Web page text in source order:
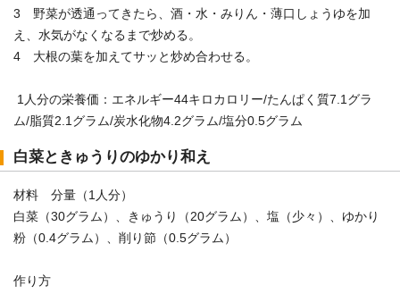
3 野菜が透通ってきたら、酒・水・みりん・薄口しょうゆを加
え、水気がなくなるまで炒める。
4 大根の葉を加えてサッと炒め合わせる。
1人分の栄養価：エネルギー44キロカロリー/たんぱく質7.1グラ
ム/脂質2.1グラム/炭水化物4.2グラム/塩分0.5グラム
白菜ときゅうりのゆかり和え
材料 分量（1人分）
白菜（30グラム）、きゅうり（20グラム）、塩（少々）、ゆかり
粉（0.4グラム）、削り節（0.5グラム）
作り方